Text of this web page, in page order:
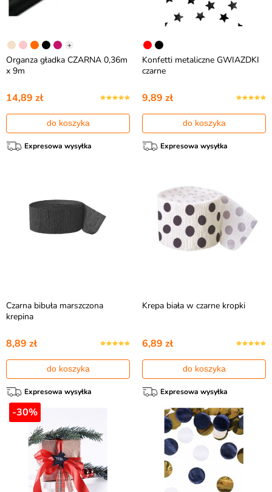
+
Organza gładka CZARNA 0,36m
x 9m
14,89 zł
do koszyka
Expresowa wysyłka
Konfetti metaliczne GWIAZDKI
czarne
9,89 zł
do koszyka
Expresowa wysyłka
Czarna bibuła marszczona
krepina
8,89 zł
do koszyka
Expresowa wysyłka
Krepa biała w czarne kropki
6,89 zł
do koszyka
Expresowa wysyłka
-30%